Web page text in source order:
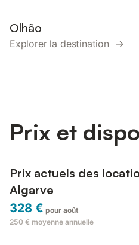
Olhão
Explorer la destination →
Prix et
Prix actuels des
Algarve
328 € pour août
250 € moyenne annuelle